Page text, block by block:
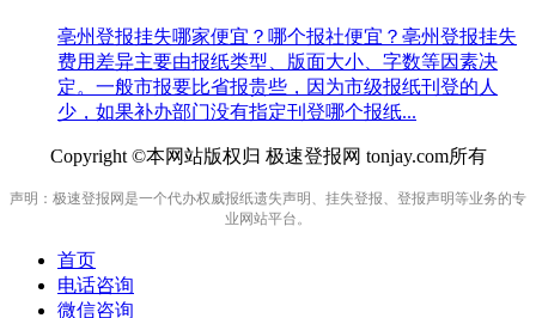
亳州登报挂失哪家便宜？哪个报社便宜？亳州登报挂失
费用差异主要由报纸类型、版面大小、字数等因素决
定。一般市报要比省报贵些，因为市级报纸刊登的人
少，如果补办部门没有指定刊登哪个报纸...
Copyright ©本网站版权归 极速登报网 tonjay.com所有
声明：极速登报网是一个代办权威报纸遗失声明、挂失登报、登报声明等业务的专
业网站平台。
首页
电话咨询
微信咨询